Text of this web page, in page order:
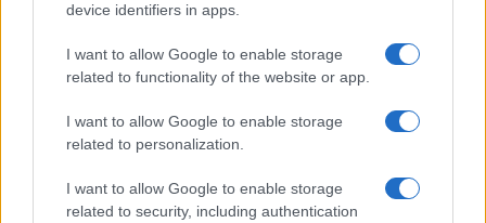
device identifiers in apps.
I want to allow Google to enable storage
related to functionality of the website or app.
I want to allow Google to enable storage
related to personalization.
I want to allow Google to enable storage
related to security, including authentication